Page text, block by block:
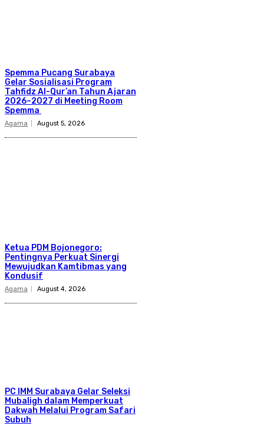
Spemma Pucang Surabaya
Gelar Sosialisasi Program
Tahfidz Al-Qur’an Tahun Ajaran
2026–2027 di Meeting Room
Spemma
Agama August 5, 2026
Ketua PDM Bojonegoro:
Pentingnya Perkuat Sinergi
Mewujudkan Kamtibmas yang
Kondusif
Agama August 4, 2026
PC IMM Surabaya Gelar Seleksi
Mubaligh dalam Memperkuat
Dakwah Melalui Program Safari
Subuh